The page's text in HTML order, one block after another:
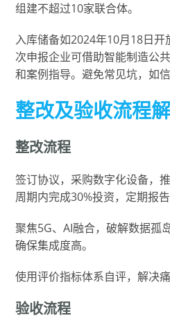
组建不超过10家联合体。
入库储备如2024年10月18日
次申报企业可借助智能制造公
和案例指导。避免常见坑，如
整改及验收流程
整改流程
签订协议，采购数字化设备，
周期内完成30%投资，定期报告
聚焦5G、AI融合，破解数据孤
确保集成度高。
使用评价指标体系自评，解决
验收流程